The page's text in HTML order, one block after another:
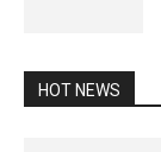
HOT NEWS